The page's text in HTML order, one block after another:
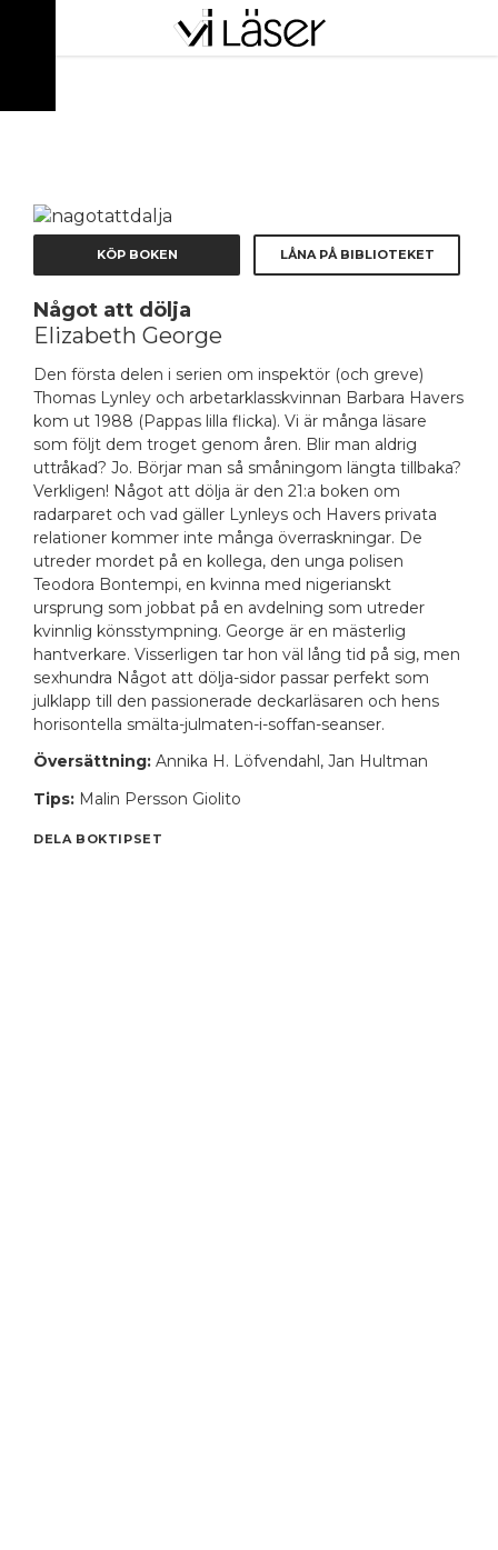
ANNONS
KÖP BOKEN LÅNA PÅ BIBLIOTEKET
Något att dölja
Elizabeth George
Den första delen i serien om inspektör (och greve)
Thomas Lynley och arbetarklasskvinnan Barbara Havers
kom ut 1988 (Pappas lilla flicka). Vi är många läsare
som följt dem troget genom åren. Blir man aldrig
uttråkad? Jo. Börjar man så småningom längta tillbaka?
Verkligen! Något att dölja är den 21:a boken om
radarparet och vad gäller Lynleys och Havers privata
relationer kommer inte många överraskningar. De
utreder mordet på en kollega, den unga polisen
Teodora Bontempi, en kvinna med nigerianskt
ursprung som jobbat på en avdelning som utreder
kvinnlig könsstympning. George är en mästerlig
hantverkare. Visserligen tar hon väl lång tid på sig, men
sexhundra Något att dölja-sidor passar perfekt som
julklapp till den passionerade deckarläsaren och hens
horisontella smälta-julmaten-i-soffan-seanser.
Översättning: Annika H. Löfvendahl, Jan Hultman
Tips: Malin Persson Giolito
DELA BOKTIPSET